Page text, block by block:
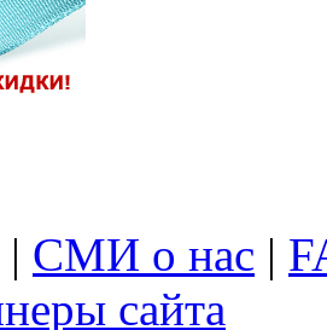
| СМИ о нас |
сайта